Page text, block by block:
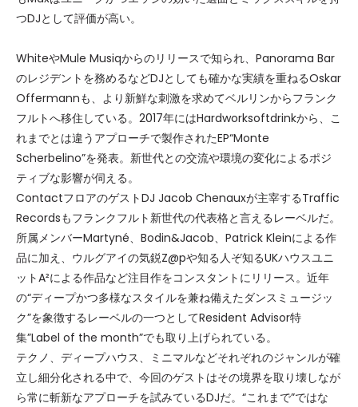
つDJとして評価が高い。
WhiteやMule Musiqからのリリースで知られ、Panorama Bar
のレジデントを務めるなどDJとしても確かな実績を重ねるOskar
Offermannも、より新鮮な刺激を求めてベルリンからフランク
フルトへ移住している。2017年にはHardworksoftdrinkから、こ
れまでとは違うアプローチで製作されたEP“Monte
Scherbelino”を発表。新世代との交流や環境の変化によるポジ
ティブな影響が伺える。
ContactフロアのゲストDJ Jacob Chenauxが主宰するTraffic
Recordsもフランクフルト新世代の代表格と言えるレーベルだ。
所属メンバーMartyné、Bodin&Jacob、Patrick Kleinによる作
品に加え、ウルグアイの気鋭Z@pや知る人ぞ知るUKハウスユニ
ットA²による作品など注目作をコンスタントにリリース。近年
の“ディープかつ多様なスタイルを兼ね備えたダンスミュージッ
ク”を象徴するレーベルの一つとしてResident Advisor特
集”Label of the month”でも取り上げられている。
テクノ、ディープハウス、ミニマルなどそれぞれのジャンルが確
立し細分化される中で、今回のゲストはその境界を取り壊しなが
ら常に斬新なアプローチを試みているDJだ。“これまで”ではな